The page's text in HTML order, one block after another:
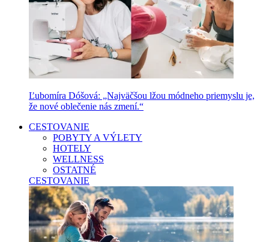
Ľubomíra Dóšová: „Najväčšou lžou módneho priemyslu je,
že nové oblečenie nás zmení.“
CESTOVANIE
POBYTY A VÝLETY
HOTELY
WELLNESS
OSTATNÉ
CESTOVANIE